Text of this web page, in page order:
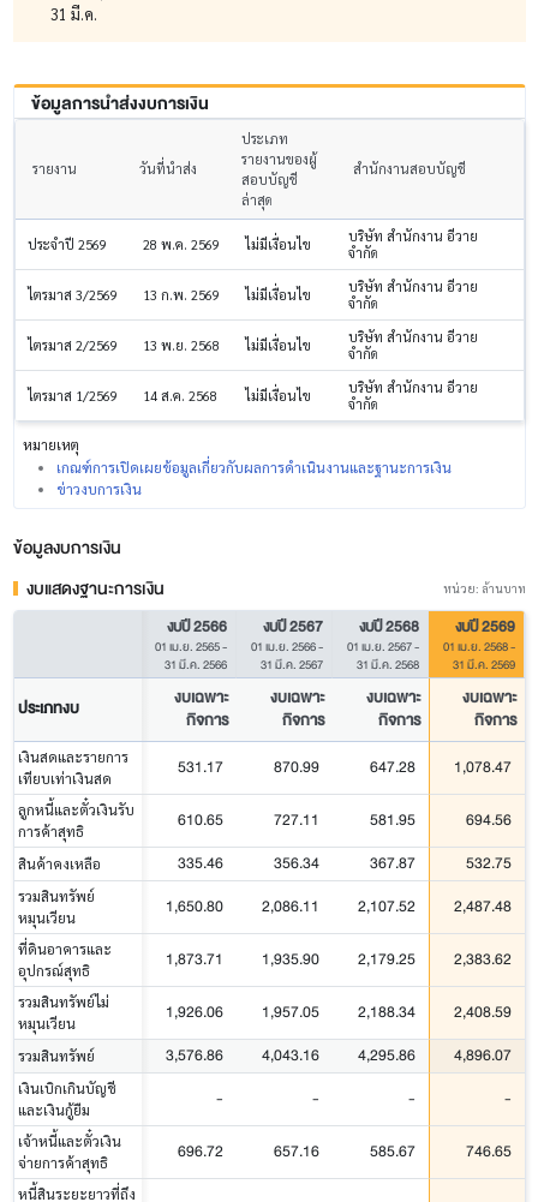
31 มี.ค.
ข้อมูลการนำส่งงบการเงิน
รายงาน วันที่นำส่ง
ประเภท
รายงานของผู้
สอบบัญชี
ล่าสุด
สำนักงานสอบบัญชี
ประจำปี 2569 28 พ.ค. 2569 ไม่มีเงื่อนไข
บริษัท สำนักงาน อีวาย
จำกัด
ไตรมาส 3/2569 13 ก.พ. 2569 ไม่มีเงื่อนไข
บริษัท สำนักงาน อีวาย
จำกัด
ไตรมาส 2/2569 13 พ.ย. 2568 ไม่มีเงื่อนไข
บริษัท สำนักงาน อีวาย
จำกัด
ไตรมาส 1/2569 14 ส.ค. 2568 ไม่มีเงื่อนไข
บริษัท สำนักงาน อีวาย
จำกัด
หมายเหตุ
เกณฑ์การเปิดเผยข้อมูลเกี่ยวกับผลการดำเนินงานและฐานะการเงิน
ข่าวงบการเงิน
ข้อมูลงบการเงิน
งบแสดงฐานะการเงิน
หน่วย: ล้านบาท
งบปี 2566
01 เม.ย. 2565-
31 มี.ค. 2566
งบปี 2567
01 เม.ย. 2566-
31 มี.ค. 2567
งบปี 2568
01 เม.ย. 2567-
31 มี.ค. 2568
งบปี 2569
01 เม.ย. 2568-
31 มี.ค. 2569
ประเภทงบ
งบเฉพาะ
กิจการ
งบเฉพาะ
กิจการ
งบเฉพาะ
กิจการ
งบเฉพาะ
กิจการ
เงินสดและรายการ
เทียบเท่าเงินสด
531.17 870.99 647.28 1,078.47
ลูกหนี้และตั๋วเงินรับ
การค้าสุทธิ
610.65 727.11 581.95 694.56
สินค้าคงเหลือ 335.46 356.34 367.87 532.75
รวมสินทรัพย์
หมุนเวียน
1,650.80 2,086.11 2,107.52 2,487.48
ที่ดินอาคารและ
อุปกรณ์สุทธิ
1,873.71 1,935.90 2,179.25 2,383.62
รวมสินทรัพย์ไม่
หมุนเวียน
1,926.06 1,957.05 2,188.34 2,408.59
รวมสินทรัพย์ 3,576.86 4,043.16 4,295.86 4,896.07
เงินเบิกเกินบัญชี
และเงินกู้ยืม
- - - -
เจ้าหนี้และตั๋วเงิน
จ่ายการค้าสุทธิ
696.72 657.16 585.67 746.65
หนี้สินระยะยาวที่ถึง